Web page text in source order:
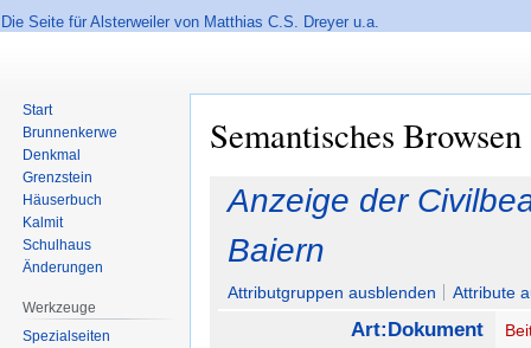
Die Seite für Alsterweiler von Matthias C.S. Dreyer u.a.
Semantisches Browsen
Navigation
springen
Suche
springen
Anzeige der
Baiern
Attributgruppen ausblenden Attribute
Art:Dokument
Start
Brunnenkerwe
Denkmal
Grenzstein
Häuserbuch
Kalmit
Schulhaus
Änderungen
Werkzeuge
Spezialseiten